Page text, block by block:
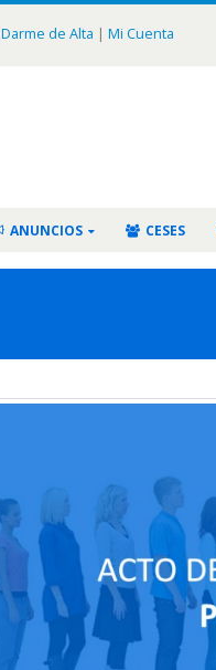
Darme de Alta | Mi Cuenta
ANUNCIOS CESES